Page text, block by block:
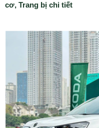
cơ, Trang bị chi tiết